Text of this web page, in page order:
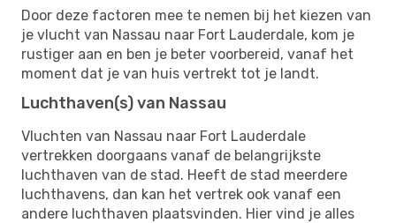
Door deze factoren mee te nemen bij het kiezen van
je vlucht van Nassau naar Fort Lauderdale, kom je
rustiger aan en ben je beter voorbereid, vanaf het
moment dat je van huis vertrekt tot je landt.
Luchthaven(s) van Nassau
Vluchten van Nassau naar Fort Lauderdale
vertrekken doorgaans vanaf de belangrijkste
luchthaven van de stad. Heeft de stad meerdere
luchthavens, dan kan het vertrek ook vanaf een
andere luchthaven plaatsvinden. Hier vind je alles